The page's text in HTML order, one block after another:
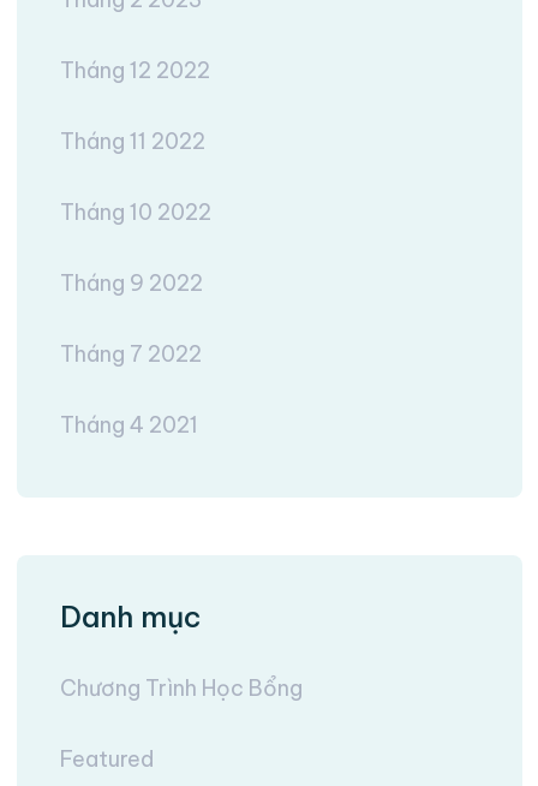
Tháng 12 2022
Tháng 11 2022
Tháng 10 2022
Tháng 9 2022
Tháng 7 2022
Tháng 4 2021
Danh mục
Chương Trình Học Bổng
Featured